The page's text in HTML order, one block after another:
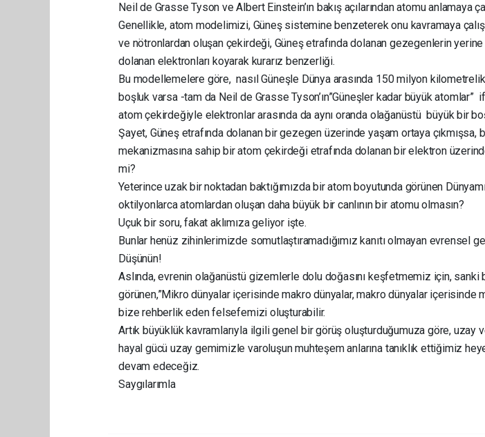
Neil de Grasse Tyson ve Albert Einstein’ın bakış açılarından atomu anlamaya
Genellikle, atom modelimizi, Güneş sistemine benzeterek onu kavramaya
ve nötronlardan oluşan çekirdeği, Güneş etrafında dolanan gezegenlerin
dolanan elektronları koyarak kurarız benzerliği.
Bu modellemelere göre, nasıl Güneşle Dünya arasında 150 milyon
boşluk varsa -tam da Neil de Grasse Tyson’ın”Güneşler kadar büyük
atom çekirdeğiyle elektronlar arasında da aynı oranda olağanüstü büyük bir
Şayet, Güneş etrafında dolanan bir gezegen üzerinde yaşam ortaya çıkmışsa,
mekanizmasına sahip bir atom çekirdeği etrafında dolanan bir elektron
mi?
Yeterince uzak bir noktadan baktığımızda bir atom boyutunda görünen
oktilyonlarca atomlardan oluşan daha büyük bir canlının bir atomu olmasın?
Uçuk bir soru, fakat aklımıza geliyor işte.
Bunlar henüz zihinlerimizde somutlaştıramadığımız kanıtı olmayan evrensel
Düşünün!
Aslında, evrenin olağanüstü gizemlerle dolu doğasını keşfetmemiz için,
görünen,”Mikro dünyalar içerisinde makro dünyalar, makro dünyalar içerisinde
bize rehberlik eden felsefemizi oluşturabilir.
Artık büyüklük kavramlarıyla ilgili genel bir görüş oluşturduğumuza göre, uzay
hayal gücü uzay gemimizle varoluşun muhteşem anlarına tanıklık ettiğimiz
devam edeceğiz.
Saygılarımla